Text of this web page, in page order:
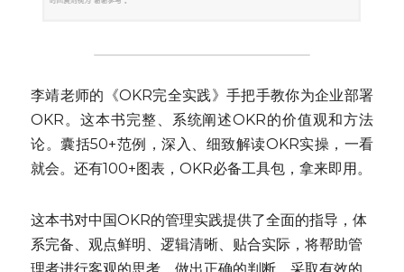
李靖老师的《OKR完全实践》手把手教你为企业部署
OKR。这本书完整、系统阐述OKR的价值观和方法
论。囊括50+范例，深入、细致解读OKR实操，一看
就会。还有100+图表，OKR必备工具包，拿来即用。
这本书对中国OKR的管理实践提供了全面的指导，体
系完备、观点鲜明、逻辑清晰、贴合实际，将帮助管